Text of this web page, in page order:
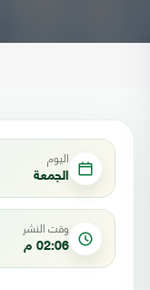
اليوم
الجمعة
وقت النشر
02:06 م